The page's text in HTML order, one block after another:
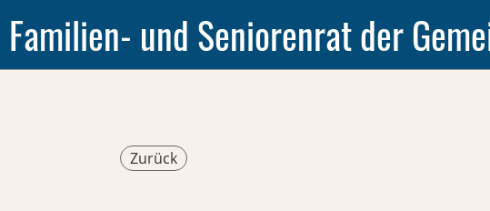
Familien- und Seniorenrat der
Zurück